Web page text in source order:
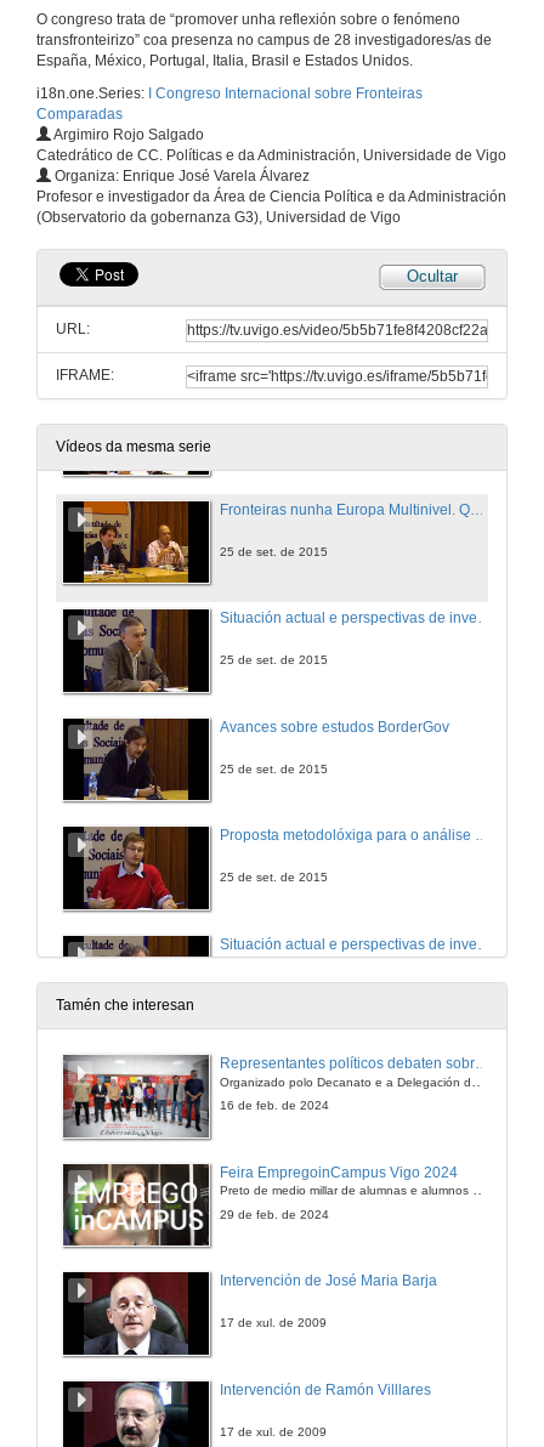
O congreso trata de “promover unha reflexión sobre o fenómeno
transfronteirizo” coa presenza no campus de 28 investigadores/as de
España, México, Portugal, Italia, Brasil e Estados Unidos.
i18n.one.Series:
I Congreso Internacional sobre Fronteiras
Comparadas
Argimiro Rojo Salgado
Catedrático de CC. Políticas e da Administración, Universidade de Vigo
Organiza: Enrique José Varela Álvarez
Profesor e investigador da Área de Ciencia Política e da Administración
(Observatorio da gobernanza G3), Universidad de Vigo
Ocultar
URL:
IFRAME:
Vídeos da mesma serie
Fronteiras nunha Europa Multinivel
25 de set. de 2015
Situación actual e perspectivas de investigación sobre boas prácticas de cooperación territorial europea
25 de set. de 2015
Avances sobre estudos BorderGov
25 de set. de 2015
Proposta metodolóxiga para o análise dos proxectos de cooperación transfronteriza en clave de boas prácticas
25 de set. de 2015
25 de set. de 2015
Fronteiras: territorio e memorias
Tamén che interesan
Representantes políticos debaten sobre educación e xuventude no campus de Pontevedra
16 de feb. de 2024
Feira EmpregoinCampus Vigo 2024
Preto de medio millar de alumnas e alumnos buscan coñecer máis de preto as oportunidades que lles achegan as arredor de medio cento de empresas que participan na edición viguesa da feira. Xunto coa visita aos stands, durante a feria desenvólvense varias actividades complementarias, como obradoiros, conversas, mesas redondas ou o pasaporte de empregabilidade, un espazo no que poderán recibir asesoramento sobre o seu CV.
29 de feb. de 2024
Intervención de José Maria Barja
17 de xul. de 2009
Intervención de Ramón Villlares
17 de xul. de 2009